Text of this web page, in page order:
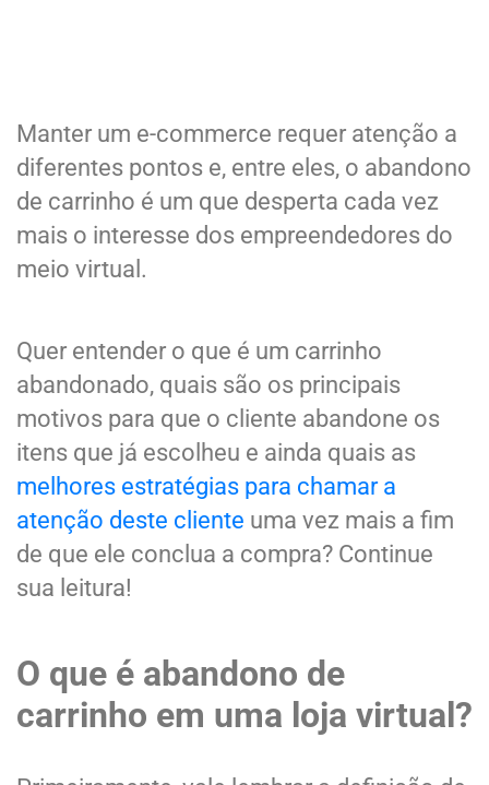
Manter um e-commerce requer atenção a
diferentes pontos e, entre eles, o abandono
de carrinho é um que desperta cada vez
mais o interesse dos empreendedores do
meio virtual.
Quer entender o que é um carrinho
abandonado, quais são os principais
motivos para que o cliente abandone os
itens que já escolheu e ainda quais as
melhores estratégias para chamar a
atenção deste cliente uma vez mais a fim
de que ele conclua a compra? Continue
sua leitura!
O que é abandono de
carrinho em uma loja virtual?